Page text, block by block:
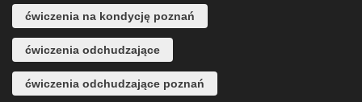
ćwiczenia na kondycję poznań
ćwiczenia odchudzające
ćwiczenia odchudzające poznań